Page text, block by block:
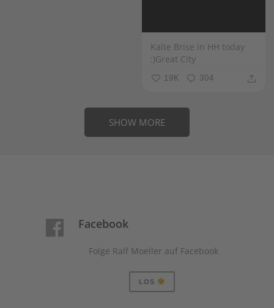
Kalte Brise in HH today
:)Great City
19K 304
SHOW MORE
Facebook
Folge Ralf Moeller auf Facebook
LOS